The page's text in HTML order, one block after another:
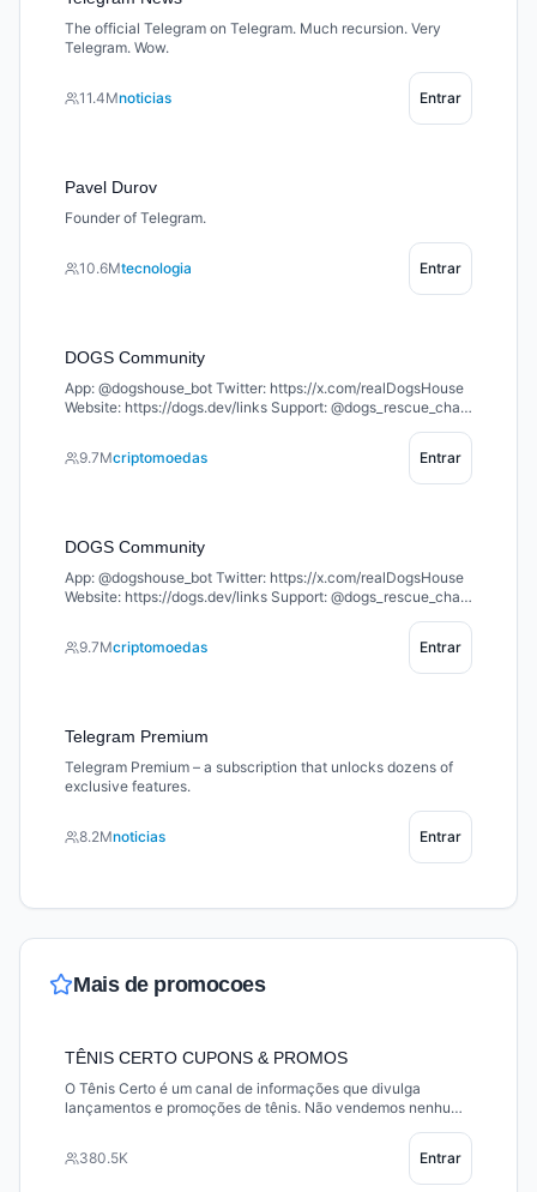
The official Telegram on Telegram. Much recursion. Very
Telegram. Wow.
11.4Mnoticias Entrar
Pavel Durov
Founder of Telegram.
10.6Mtecnologia Entrar
DOGS Community
App: @dogshouse_bot Twitter: https://x.com/realDogsHouse
Website: https://dogs.dev/links Support: @dogs_rescue_chat
9.7Mcriptomoedas Entrar
DOGS Community
App: @dogshouse_bot Twitter: https://x.com/realDogsHouse
Website: https://dogs.dev/links Support: @dogs_rescue_chat
9.7Mcriptomoedas Entrar
Telegram Premium
Telegram Premium – a subscription that unlocks dozens of
exclusive features.
8.2Mnoticias Entrar
Mais de promocoes
TÊNIS CERTO CUPONS & PROMOS
O Tênis Certo é um canal de informações que divulga
lançamentos e promoções de tênis. Não vendemos nenhum
momento pela loja anunciante.
380.5K Entrar